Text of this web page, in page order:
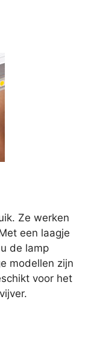
Ze werken
een laagje
de lamp
modellen zijn
voor het